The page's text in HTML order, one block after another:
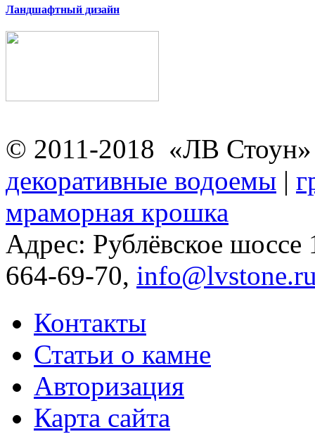
Ландшафтный дизайн
© 2011-2018 «ЛВ
декоративные водоемы |
мраморная крошка
Адрес: Рублёвское
664-69-70,
Контакты
Статьи о камне
Авторизация
Карта сайта